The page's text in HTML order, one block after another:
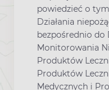
powiedzieć o
Działania
bezpośrednio
Monitorowania
Produktów
Produktów
Medycznych i